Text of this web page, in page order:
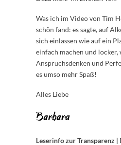
Was ich im Video von Tim
schön fand: es sagte, auf
sich einlassen wie auf ein
einfach machen und locker,
Anspruchsdenken und
es umso mehr Spaß!
Alles Liebe
Barbara
Leserinfo zur Transparenz |